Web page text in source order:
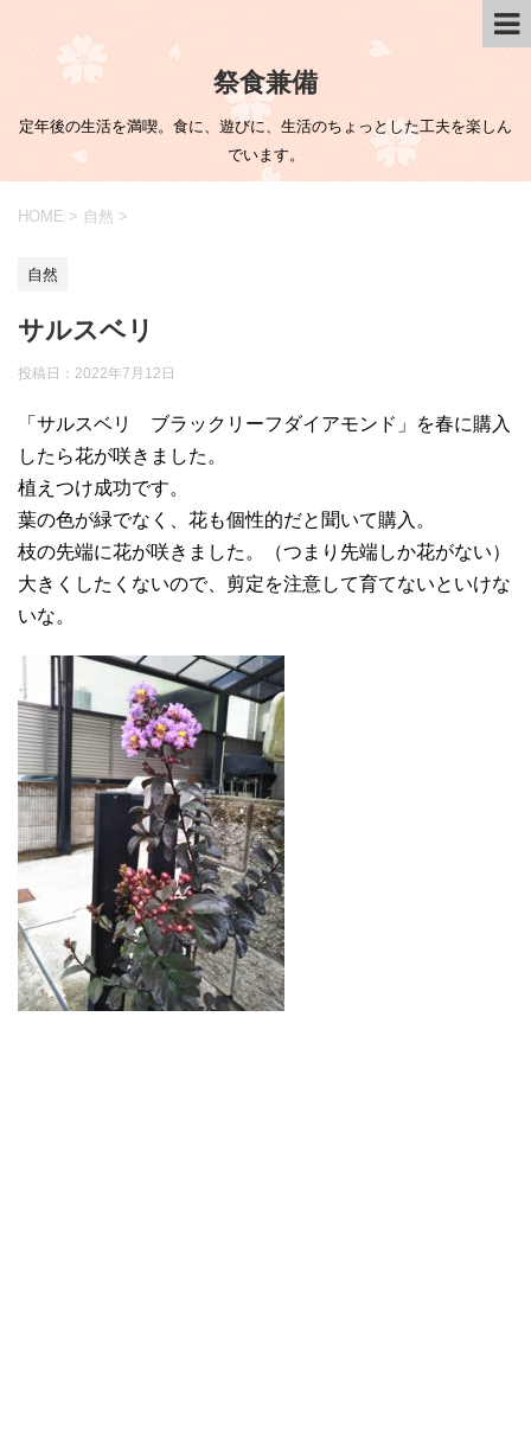
祭食兼備
定年後の生活を満喫。食に、遊びに、生活のちょっとした工夫を楽しん
でいます。
HOME > 自然 >
自然
サルスベリ
投稿日： 2022年7月12日
「サルスベリ ブラックリーフダイアモンド」を春に購入
したら花が咲きました。
植えつけ成功です。
葉の色が緑でなく、花も個性的だと聞いて購入。
枝の先端に花が咲きました。（つまり先端しか花がない）
大きくしたくないので、剪定を注意して育てないといけな
いな。